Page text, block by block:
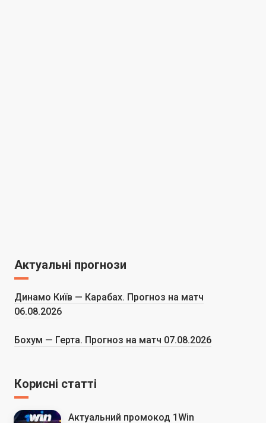
Актуальні прогнози
Динамо Київ — Карабах. Прогноз на матч
06.08.2026
Бохум — Герта. Прогноз на матч 07.08.2026
Корисні статті
Актуальний промокод 1Win